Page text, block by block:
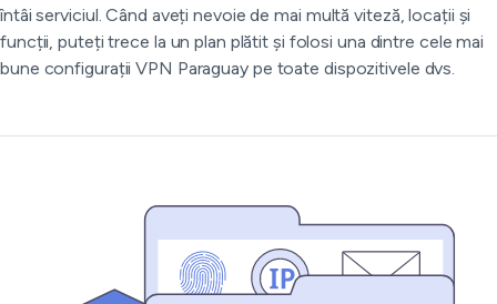
întâi serviciul. Când aveți nevoie de mai multă viteză, locații și
funcții, puteți trece la un plan plătit și folosi una dintre cele mai
bune configurații VPN Paraguay pe toate dispozitivele dvs.